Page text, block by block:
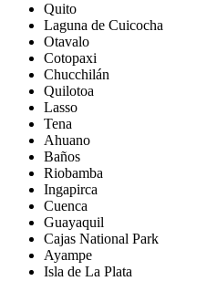
Quito
Laguna de Cuicocha
Otavalo
Cotopaxi
Chucchilán
Quilotoa
Lasso
Tena
Ahuano
Baños
Riobamba
Ingapirca
Cuenca
Guayaquil
Cajas National Park
Ayampe
Isla de La Plata